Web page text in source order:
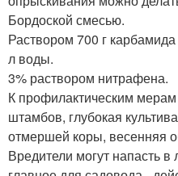
Бордоской смесью.
Раствором 700 г
л воды.
3% раствором нитрафена.
К профилактическим
штамбов, глубокая
отмершей коры, весенняя
Вредители могут напасть